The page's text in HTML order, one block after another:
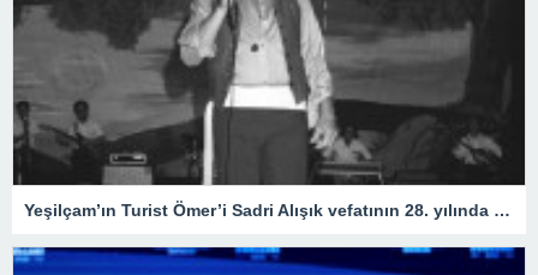
Yeşilçam’ın Turist Ömer’i Sadri Alışık vefatının 28. yılında anılıyor